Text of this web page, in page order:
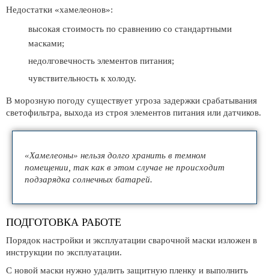
Недостатки «хамелеонов»:
высокая стоимость по сравнению со стандартными
масками;
недолговечность элементов питания;
чувствительность к холоду.
В морозную погоду существует угроза задержки срабатывания
светофильтра, выхода из строя элементов питания или датчиков.
«Хамелеоны» нельзя долго хранить в темном
помещении, так как в этом случае не происходит
подзарядка солнечных батарей.
ПОДГОТОВКА РАБОТЕ
Порядок настройки и эксплуатации сварочной маски изложен в
инструкции по эксплуатации.
С новой маски нужно удалить защитную пленку и выполнить